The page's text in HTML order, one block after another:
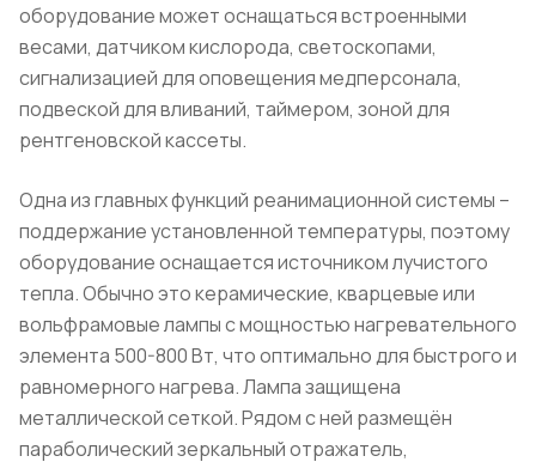
оборудование может оснащаться встроенными
весами, датчиком кислорода, светоскопами,
сигнализацией для оповещения медперсонала,
подвеской для вливаний, таймером, зоной для
рентгеновской кассеты.
Одна из главных функций реанимационной системы –
поддержание установленной температуры, поэтому
оборудование оснащается источником лучистого
тепла. Обычно это керамические, кварцевые или
вольфрамовые лампы с мощностью нагревательного
элемента 500-800 Вт, что оптимально для быстрого и
равномерного нагрева. Лампа защищена
металлической сеткой. Рядом с ней размещён
параболический зеркальный отражатель,